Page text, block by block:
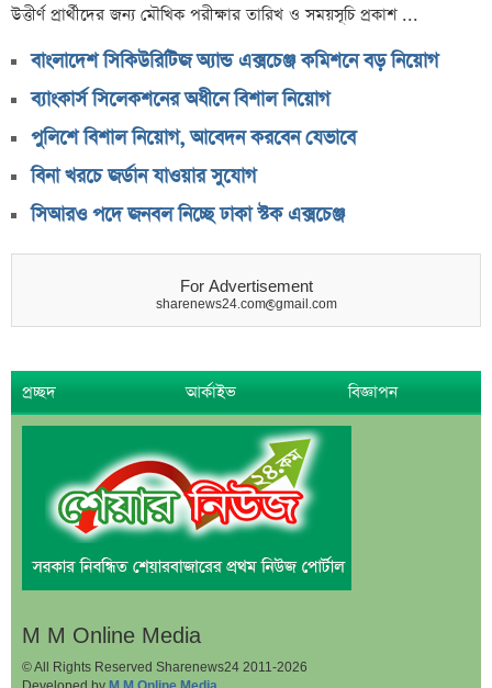
উত্তীর্ণ প্রার্থীদের জন্য মৌখিক পরীক্ষার তারিখ ও সময়সূচি প্রকাশ ...
বাংলাদেশ সিকিউরিটিজ অ্যান্ড এক্সচেঞ্জ কমিশনে বড় নিয়োগ
ব্যাংকার্স সিলেকশনের অধীনে বিশাল নিয়োগ
পুলিশে বিশাল নিয়োগ, আবেদন করবেন যেভাবে
বিনা খরচে জর্ডান যাওয়ার সুযোগ
সিআরও পদে জনবল নিচ্ছে ঢাকা স্টক এক্সচেঞ্জ
For Advertisement
sharenews24.com@gmail.com
প্রচ্ছদ আর্কাইভ বিজ্ঞাপন
M M Online Media
© All Rights Reserved Sharenews24 2011-2026